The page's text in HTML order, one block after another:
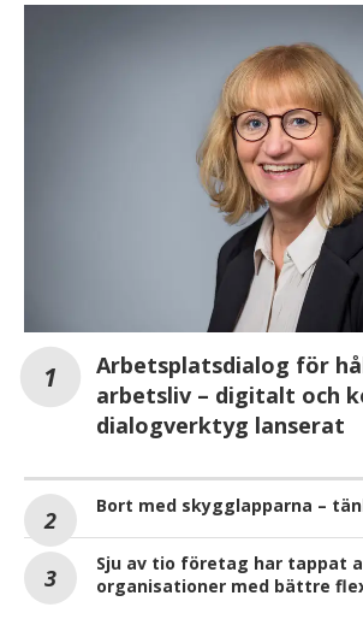
Arbetsplatsdialog för
arbetsliv – digitalt och
dialogverktyg lanserat
Bort med skygglapparna –
Sju av tio företag har tappat
organisationer med bättre